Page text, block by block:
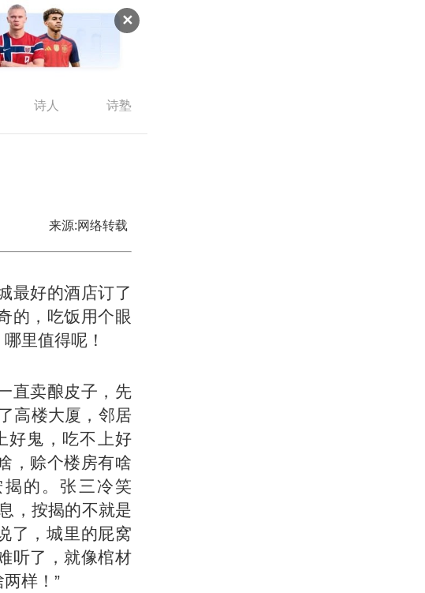
✕
诗人 诗塾
来源:网络转载
最好的酒店订了
的，吃饭用个眼
里值得呢！
直卖酿皮子，先
高楼大厦，邻居
好鬼，吃不上好
，赊个楼房有啥
的。张三冷笑
，按揭的不就是
了，城里的屁窝
听了，就像棺材
样！”